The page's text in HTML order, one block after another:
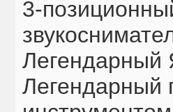
3-
Легендарный
Легендарный